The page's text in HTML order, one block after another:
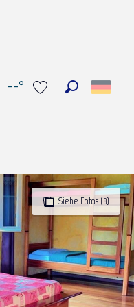
--°
Siehe Fotos (8)